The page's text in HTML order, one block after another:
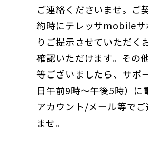
ご連絡くださいませ。ご
約時にテレッサmobileサ
りご提示させていただく
確認いただけます。その
等ございましたら、サポ
日午前9時～午後5時）
アカウント/メール等で
ませ。